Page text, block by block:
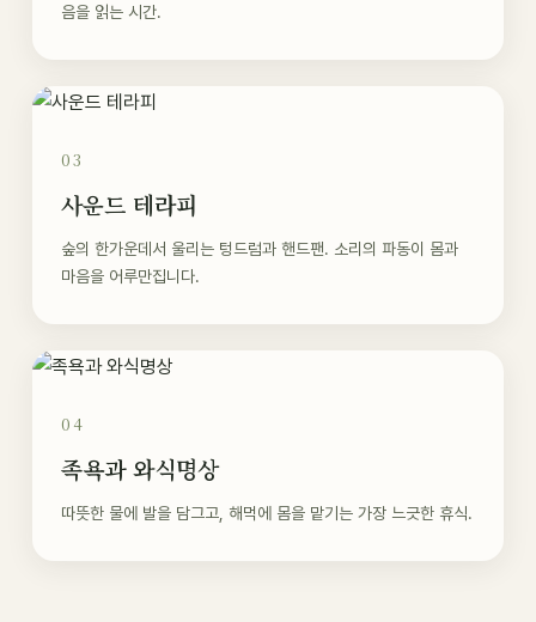
음을 읽는 시간.
03
사운드 테라피
숲의 한가운데서 울리는 텅드럼과 핸드팬. 소리의 파동이 몸과
마음을 어루만집니다.
04
족욕과 와식명상
따뜻한 물에 발을 담그고, 해먹에 몸을 맡기는 가장 느긋한 휴식.